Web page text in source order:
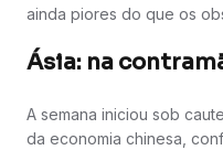
ainda piores do que os
Ásia: na
A semana iniciou sob
da economia chinesa,